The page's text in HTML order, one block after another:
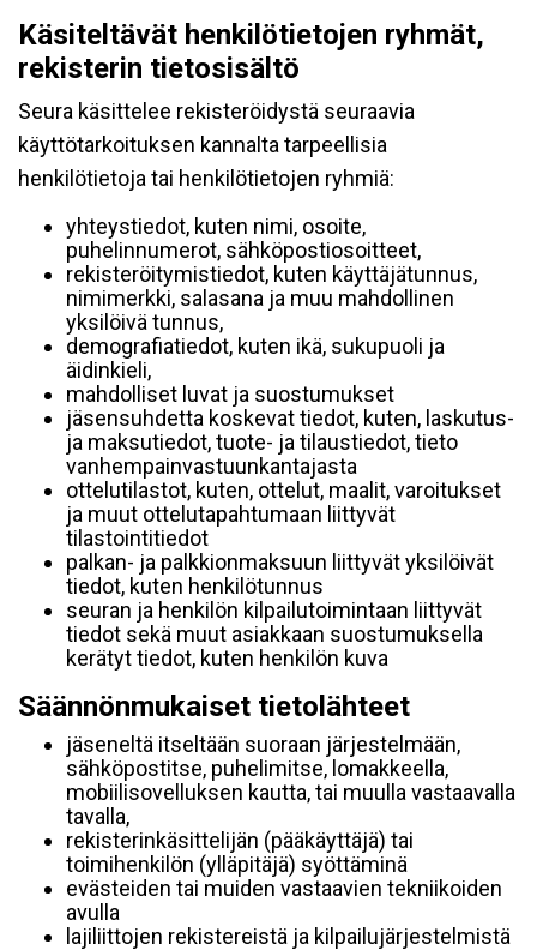
Käsiteltävät henkilötietojen ryhmät,
rekisterin tietosisältö
Seura käsittelee rekisteröidystä seuraavia
käyttötarkoituksen kannalta tarpeellisia
henkilötietoja tai henkilötietojen ryhmiä:
yhteystiedot, kuten nimi, osoite,
puhelinnumerot, sähköpostiosoitteet,
rekisteröitymistiedot, kuten käyttäjätunnus,
nimimerkki, salasana ja muu mahdollinen
yksilöivä tunnus,
demografiatiedot, kuten ikä, sukupuoli ja
äidinkieli,
mahdolliset luvat ja suostumukset
jäsensuhdetta koskevat tiedot, kuten, laskutus-
ja maksutiedot, tuote- ja tilaustiedot, tieto
vanhempainvastuunkantajasta
ottelutilastot, kuten, ottelut, maalit, varoitukset
ja muut ottelutapahtumaan liittyvät
tilastointitiedot
palkan- ja palkkionmaksuun liittyvät yksilöivät
tiedot, kuten henkilötunnus
seuran ja henkilön kilpailutoimintaan liittyvät
tiedot sekä muut asiakkaan suostumuksella
kerätyt tiedot, kuten henkilön kuva
Säännönmukaiset tietolähteet
jäseneltä itseltään suoraan järjestelmään,
sähköpostitse, puhelimitse, lomakkeella,
mobiilisovelluksen kautta, tai muulla vastaavalla
tavalla,
rekisterinkäsittelijän (pääkäyttäjä) tai
toimihenkilön (ylläpitäjä) syöttäminä
evästeiden tai muiden vastaavien tekniikoiden
avulla
lajiliittojen rekistereistä ja kilpailujärjestelmistä